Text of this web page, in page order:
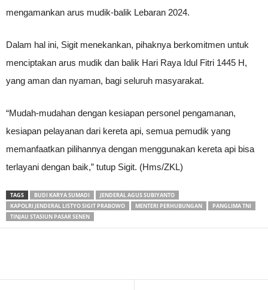
mengamankan arus mudik-balik Lebaran 2024.
Dalam hal ini, Sigit menekankan, pihaknya berkomitmen untuk
menciptakan arus mudik dan balik Hari Raya Idul Fitri 1445 H,
yang aman dan nyaman, bagi seluruh masyarakat.
“Mudah-mudahan dengan kesiapan personel pengamanan,
kesiapan pelayanan dari kereta api, semua pemudik yang
memanfaatkan pilihannya dengan menggunakan kereta api bisa
terlayani dengan baik,” tutup Sigit. (Hms/ZKL)
TAGS BUDI KARYA SUMADI
JENDERAL AGUS SUBIYANTO
KAPOLRI JENDERAL LISTYO SIGIT PRABOWO
MENTERI PERHUBUNGAN
PANGLIMA TNI
TINJAU STASIUN PASAR SENEN